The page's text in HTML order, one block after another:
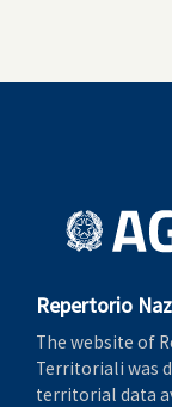
Repertorio
The website of
Territoriali was
territorial data